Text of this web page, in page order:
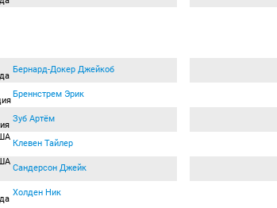
Бернард-Докер Джейкоб
Бреннстрем Эрик
Зуб Артём
Клевен Тайлер
Сандерсон Джейк
Холден Ник